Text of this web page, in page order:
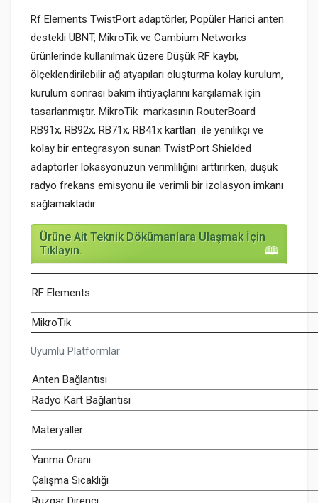
Rf Elements TwistPort adaptörler, Popüler Harici anten
destekli UBNT, MikroTik ve Cambium Networks
ürünlerinde kullanılmak üzere Düşük RF kaybı,
ölçeklendirilebilir ağ atyapıları oluşturma kolay kurulum,
kurulum sonrası bakım ihtiyaçlarını karşılamak için
tasarlanmıştır. MikroTik markasının RouterBoard
RB91x, RB92x, RB71x, RB41x kartları ile yenilikçi ve
kolay bir entegrasyon sunan TwistPort Shielded
adaptörler lokasyonuzun verimliliğini arttırırken, düşük
radyo frekans emisyonu ile verimli bir izolasyon imkanı
sağlamaktadır.
Ürüne Ait Teknik Dökümanlara Ulaşmak İçin
Tıklayın.
Uyumlu Platformlar
RF Elements
MikroTik
Anten Bağlantısı
Radyo Kart Bağlantısı
Materyaller
Yanma Oranı
Çalışma Sıcaklığı